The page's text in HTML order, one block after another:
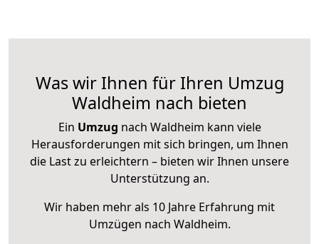
Was wir Ihnen für Ihren Umzug
Waldheim nach bieten
Ein Umzug nach Waldheim kann viele
Herausforderungen mit sich bringen, um Ihnen
die Last zu erleichtern – bieten wir Ihnen unsere
Unterstützung an.
Wir haben mehr als 10 Jahre Erfahrung mit
Umzügen nach Waldheim.